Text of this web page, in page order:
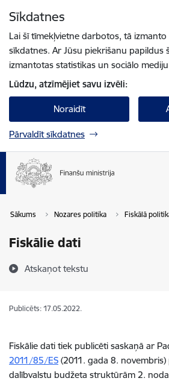
Sīkdatnes
Lai šī tīmekļvietne darbotos, tā
sīkdatnes. Ar Jūsu piekrišanu papildus
izmantotas statistikas un sociālo
Lūdzu, atzīmējiet savu izvēli:
Noraidīt
Pārvaldīt sīkdatnes
Sākums Nozares politika Fiskālā
Fiskālie dati
Atskaņot tekstu
Publicēts: 17.05.2022.
Fiskālie dati tiek publicēti saskaņā ar
2011/85/ES (2011. gada 8.
dalībvalstu budžeta struktūrām 2.